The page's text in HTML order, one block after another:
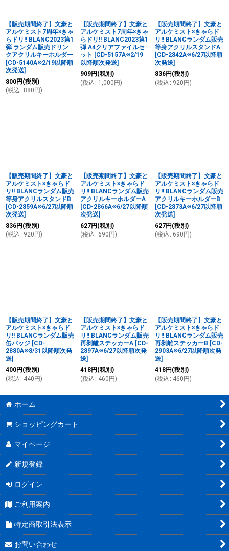
【販売期間終了】文豪と
アルケミスト7周年×きゃ
らドリ!! BLANC2023第1
弾 ランダム販売ドリン
クアクリルキーホルダー
[CD-5140A※2/19以降順
次発送]
800円 (税別)
(税込 : 880 円)
【販売期間終了】文豪と
アルケミスト7周年×きゃ
らドリ!! BLANC2023第1
弾 A4クリアファイルセ
ット [CD-5157A※2/19
以降順次発送]
909円 (税別)
(税込 : 1,000 円)
【販売期間終了】文豪と
アルケミスト×きゃらド
リ!! BLANCランダム販売
等身アクリルスタンドA
[CD-2842A※6/27以降順
次発送]
836円 (税別)
(税込 : 920 円)
【販売期間終了】文豪と
アルケミスト×きゃらド
リ!! BLANCランダム販売
等身アクリルスタンドB
[CD-2859A※6/27以降順
次発送]
836円 (税別)
(税込 : 920 円)
【販売期間終了】文豪と
アルケミスト×きゃらド
リ!! BLANCランダム販売
アクリルキーホルダーA
[CD-2866A※6/27以降順
次発送]
627円 (税別)
(税込 : 690 円)
【販売期間終了】文豪と
アルケミスト×きゃらド
リ!! BLANCランダム販売
アクリルキーホルダーB
[CD-2873A※6/27以降順
次発送]
627円 (税別)
(税込 : 690 円)
【販売期間終了】文豪と
アルケミスト×きゃらド
リ!! BLANCランダム販売
缶バッジ [CD-
2880A※8/31以降順次発
送]
400円 (税別)
(税込 : 440 円)
【販売期間終了】文豪と
アルケミスト×きゃらド
リ!! BLANCランダム販売
再剥離ステッカーA [CD-
2897A※6/27以降順次発
送]
418円 (税別)
(税込 : 460 円)
【販売期間終了】文豪と
アルケミスト×きゃらド
リ!! BLANCランダム販売
再剥離ステッカーB [CD-
2903A※6/27以降順次発
送]
418円 (税別)
(税込 : 460 円)
ホーム
ショッピングカート
マイページ
新規登録
ログイン
ご利用案内
特定商取引法表示
お問い合わせ